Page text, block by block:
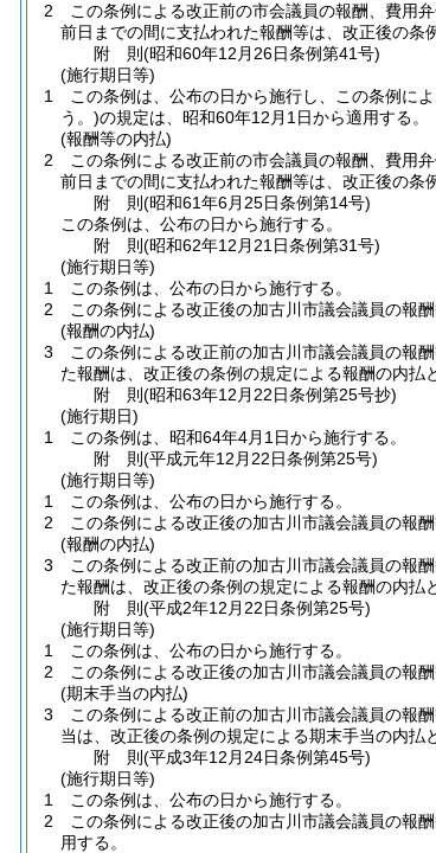
2
この条例による改正前の市会議員の報酬、費用
前日までの間に支払われた報酬等は、改正後の条
附 則(昭和60年12月26日条例第41号)
(施行期日等)
1
この条例は、公布の日から施行し、この条例に
う。)の規定は、昭和60年12月1日から適用する。
(報酬等の内払)
2
この条例による改正前の市会議員の報酬、費用
前日までの間に支払われた報酬等は、改正後の条
附 則(昭和61年6月25日条例第14号)
この条例は、公布の日から施行する。
附 則(昭和62年12月21日条例第31号)
(施行期日等)
1
この条例は、公布の日から施行する。
2
この条例による改正後の加古川市議会議員の報
(報酬の内払)
3
この条例による改正前の加古川市議会議員の報
た報酬は、改正後の条例の規定による報酬の内払
附 則(昭和63年12月22日条例第25号抄)
(施行期日)
1
この条例は、昭和64年4月1日から施行する。
附 則(平成元年12月22日条例第25号)
(施行期日等)
1
この条例は、公布の日から施行する。
2
この条例による改正後の加古川市議会議員の報
(報酬の内払)
3
この条例による改正前の加古川市議会議員の報
た報酬は、改正後の条例の規定による報酬の内払
附 則(平成2年12月22日条例第25号)
(施行期日等)
1
この条例は、公布の日から施行する。
2
この条例による改正後の加古川市議会議員の報
(期末手当の内払)
3
この条例による改正前の加古川市議会議員の報
当は、改正後の条例の規定による期末手当の内払
附 則(平成3年12月24日条例第45号)
(施行期日等)
1
この条例は、公布の日から施行する。
2
この条例による改正後の加古川市議会議員の報
用する。